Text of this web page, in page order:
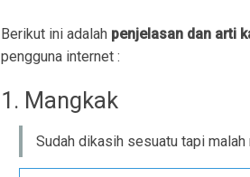
Berikut ini adalah penjelasan dan arti
pengguna internet :
1. Mangkak
Sudah dikasih sesuatu tapi